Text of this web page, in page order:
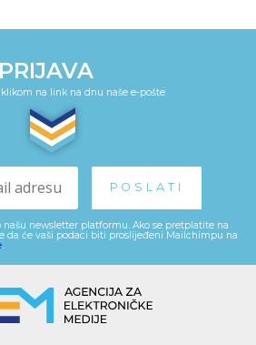
PRIJAVA
na link na dnu naše e-pošte
newsletter platformu. Ako se pretplatite na
da će vaši podaci biti proslijeđeni Mailchimpu na
.